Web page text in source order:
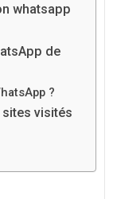
whatsapp
de
?
visités